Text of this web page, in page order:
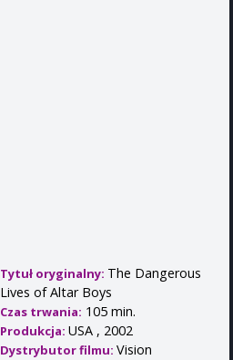
Tytuł oryginalny: The Dangerous
Lives of Altar Boys
Czas trwania: 105 min.
Produkcja: USA , 2002
Dystrybutor filmu: Vision